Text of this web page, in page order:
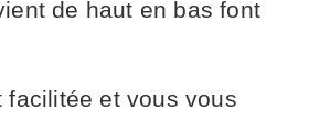
de haut en bas font
facilitée et vous vous